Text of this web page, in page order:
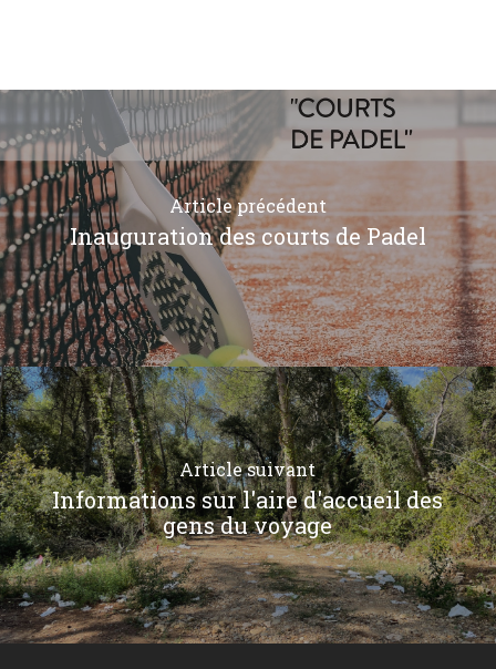
Article précédent
Inauguration des courts de Padel
Article suivant
Informations sur l'aire d'accueil des
gens du voyage